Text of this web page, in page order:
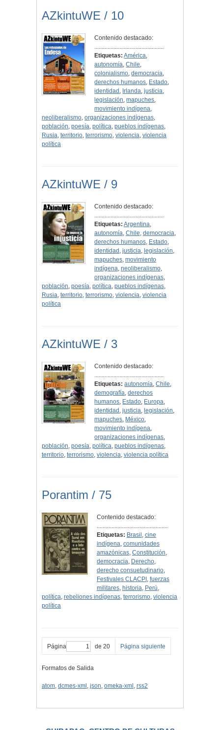
AZkintuWE / 10
Contenido destacado:
...............................................
Etiquetas: América,
autonomía,Chile,
colonialismo,democracia,
derechos humanos, Estado,
identidad , Irlanda,justicia,
legislación,mapuches,
movimiento indígena,
neoliberalismo, organizaciones indígenas,
población, poesía, política, pueblos indígenas,
Rusia, territorio, terrorismo, violencia, violencia
política
AZkintuWE / 9
Contenido destacado:
...............................................
Etiquetas: Argentina,
autonomía, Chile, democracia,
derechos humanos, Estado,
identidad , justicia, legislación,
mapuches, movimiento
indígena, neoliberalismo,
organizaciones indígenas,
población, poesía, política, pueblos indígenas,
Rusia, territorio, terrorismo, violencia, violencia
política
AZkintuWE / 3
Contenido destacado:
...............................................
Etiquetas: autonomía,Chile,
demografía,derechos
humanos, Estado, Europa,
identidad ,justicia, legislación,
mapuches, México,
movimiento indígena,
organizaciones indígenas,
población, poesía, política, pueblos indígenas,
territorio, terrorismo, violencia, violencia política
Porantim / 75
Contenido destacado:
................................................
Etiquetas: Brasil , cine
indígena, comunidades
amazónicas, Constitución,
democracia, Derecho,
derecho consuetudinario,
Festivales CLACPI , fuerzas
militares, historia, Perú,
política, rebeliones indígenas, terrorismo, violencia
política
Página de 20 Página siguiente
Formatos de Salida
atom, dcmes-xml , json, omeka-xml , rss2